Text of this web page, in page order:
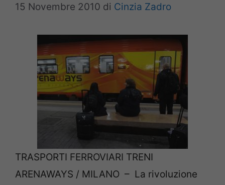
15 Novembre 2010 di Cinzia Zadro
TRASPORTI FERROVIARI TRENI
ARENAWAYS / MILANO – La rivoluzione